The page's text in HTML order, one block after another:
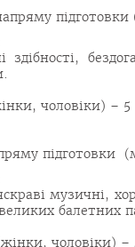
здібності,
чоловіки) – 5
музичні,
балетних
чоловіки) –